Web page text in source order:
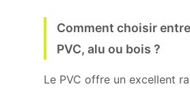
Comment choisir
PVC, alu ou bois ?
Le PVC offre un excellent